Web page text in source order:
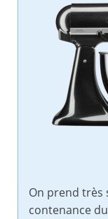
On prend très
contenance